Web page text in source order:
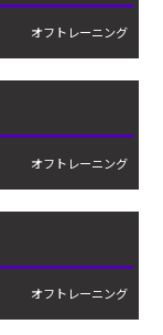
オフトレーニング
オフトレーニング
オフトレーニング